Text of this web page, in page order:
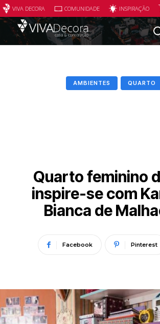
VIVA DECORA COMUNIDADE INSPIRAÇÃO
AMBIENTES QUARTO
Quarto feminino
inspire-se com
Bianca de
Facebook Pinterest